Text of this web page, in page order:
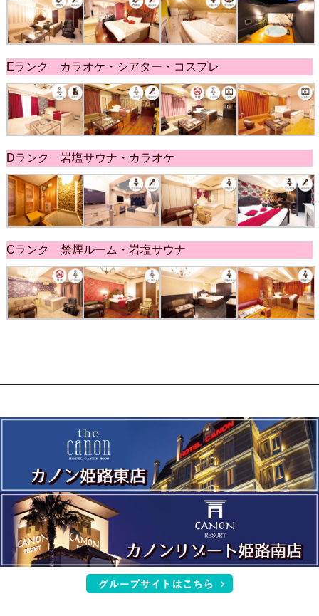
Eランク カラオケ・シアター・コスプレ
Dランク 岩塩サウナ・カラオケ
Cランク 禁煙ルーム・岩塩サウナ